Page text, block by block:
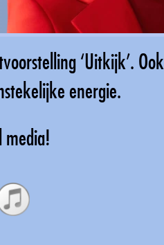
‘Uitkijk’. Ook
energie.
media!